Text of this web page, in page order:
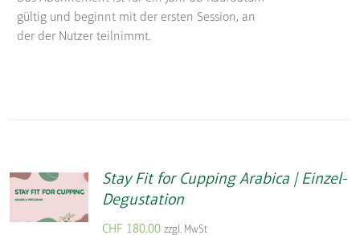
gültig und beginnt mit der ersten Session, an
der der Nutzer teilnimmt.
Stay Fit for Cupping Arabica | Einzel-
Degustation
CHF 180.00 zzgl. MwSt